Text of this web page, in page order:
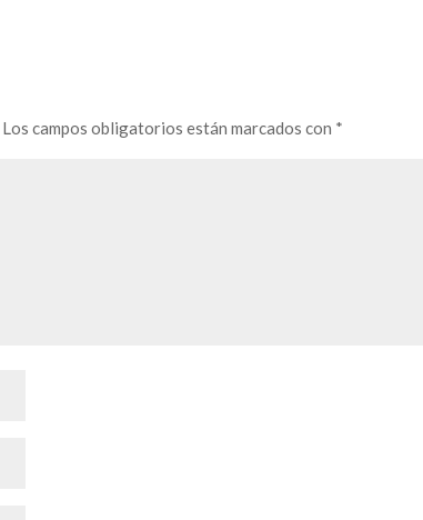
Los campos obligatorios están marcados con *